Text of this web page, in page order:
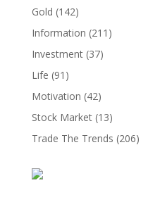
Gold (142)
Information (211)
Investment(37)
Life (91)
Motivation (42)
Stock Market(13)
Trade The Trends (206)